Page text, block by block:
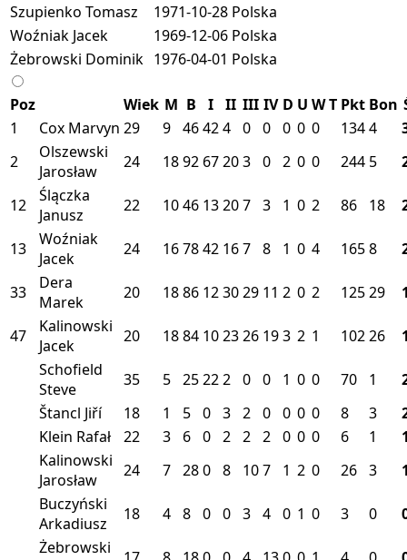
Szupienko Tomasz
1971-10-28 Polska
Woźniak Jacek
1969-12-06 Polska
Żebrowski Dominik 1976-04-01 Polska
Poz Wiek M B I II III IV D U WT Pkt Bon
1
Cox Marvyn 29 9 46424 0 0 0 0 0 1344
2
Olszewski
Jarosław
24 1892 67203 0 2 0 0 244 5
12
Ślączka
Janusz
22 1046 13207 3 1 0 2 86 18
13
Woźniak
Jacek
24 167842 167 8 1 0 4 1658
33
Dera
Marek
20 1886 123029 11 2 0 2 12529
47
Kalinowski
Jacek
20 1884 102326 193 2 1 10226
Schofield
Steve
35 5 25222 0 0 1 0 0 70 1
Štancl Jiří
18 1 5 0 3 2 0 0 0 0 8 3
Klein Rafał
22 3 6 0 2 2 2 0 0 0 6 1
Kalinowski
Jarosław
24 7 280 8 107 1 2 0 26 3
Buczyński
Arkadiusz
18 4 8 0 0 3 4 0 1 0 3 0
Żebrowski